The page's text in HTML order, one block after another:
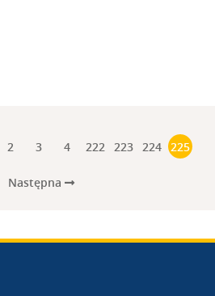
2 3 4 222 223 224 225
Następna